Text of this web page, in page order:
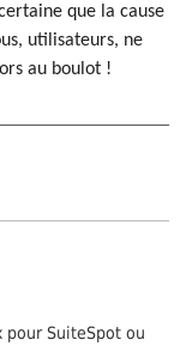
que la cause
utilisateurs, ne
au boulot !
SuiteSpot ou